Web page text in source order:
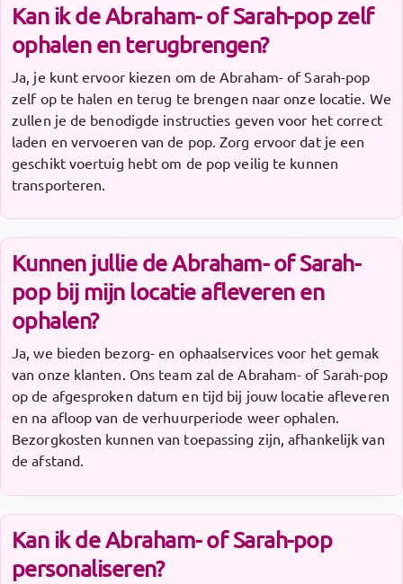
Kan ik de Abraham- of Sarah-pop zelf
ophalen en terugbrengen?
Ja, je kunt ervoor kiezen om de Abraham- of Sarah-pop
zelf op te halen en terug te brengen naar onze locatie. We
zullen je de benodigde instructies geven voor het correct
laden en vervoeren van de pop. Zorg ervoor dat je een
geschikt voertuig hebt om de pop veilig te kunnen
transporteren.
Kunnen jullie de Abraham- of Sarah-
pop bij mijn locatie afleveren en
ophalen?
Ja, we bieden bezorg- en ophaalservices voor het gemak
van onze klanten. Ons team zal de Abraham- of Sarah-pop
op de afgesproken datum en tijd bij jouw locatie afleveren
en na afloop van de verhuurperiode weer ophalen.
Bezorgkosten kunnen van toepassing zijn, afhankelijk van
de afstand.
Kan ik de Abraham- of Sarah-pop
personaliseren?